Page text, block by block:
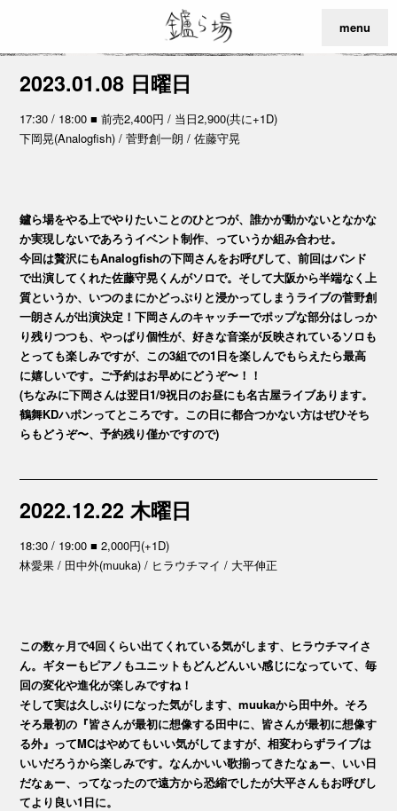
menu
2023.01.08 日曜日
17:30 / 18:00 ■ 前売2,400円 / 当日2,900(共に+1D)
下岡晃(Analogfish) / 菅野創一朗 / 佐藤守晃
鑪ら場をやる上でやりたいことのひとつが、誰かが動かないとなかな
か実現しないであろうイベント制作、っていうか組み合わせ。
今回は贅沢にもAnalogfishの下岡さんをお呼びして、前回はバンド
で出演してくれた佐藤守晃くんがソロで。そして大阪から半端なく上
質というか、いつのまにかどっぷりと浸かってしまうライブの菅野創
一朗さんが出演決定！下岡さんのキャッチーでポップな部分はしっか
り残りつつも、やっぱり個性が、好きな音楽が反映されているソロも
とっても楽しみですが、この3組での1日を楽しんでもらえたら最高
に嬉しいです。ご予約はお早めにどうぞ〜！！
(ちなみに下岡さんは翌日1/9祝日のお昼にも名古屋ライブあります。
鶴舞KDハポンってところです。この日に都合つかない方はぜひそち
らもどうぞ〜、予約残り僅かですので)
2022.12.22 木曜日
18:30 / 19:00 ■ 2,000円(+1D)
林愛果 / 田中外(muuka) / ヒラウチマイ / 大平伸正
この数ヶ月で4回くらい出てくれている気がします、ヒラウチマイさ
ん。ギターもピアノもユニットもどんどんいい感じになっていて、毎
回の変化や進化が楽しみですね！
そして実は久しぶりになった気がします、muukaから田中外。そろ
そろ最初の『皆さんが最初に想像する田中に、皆さんが最初に想像す
る外』ってMCはやめてもいい気がしてますが、相変わらずライブは
いいだろうから楽しみです。なんかいい歌揃ってきたなぁー、いい日
だなぁー、ってなったので遠方から恐縮でしたが大平さんもお呼びし
てより良い1日に。